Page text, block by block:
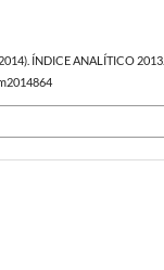
ÍNDICE ANALÍTICO 2013.